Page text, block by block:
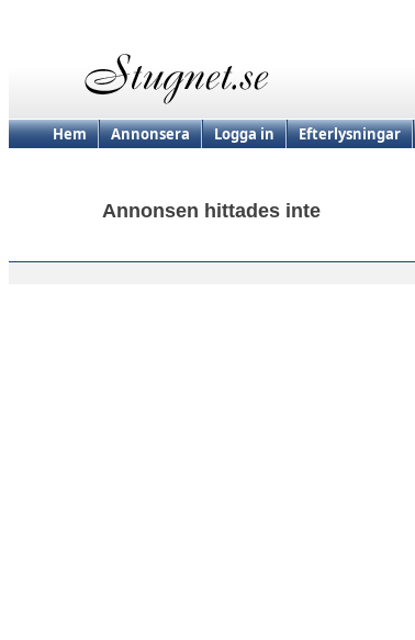
Hem Annonsera Logga in Efterlysningar
Annonsen hittades inte